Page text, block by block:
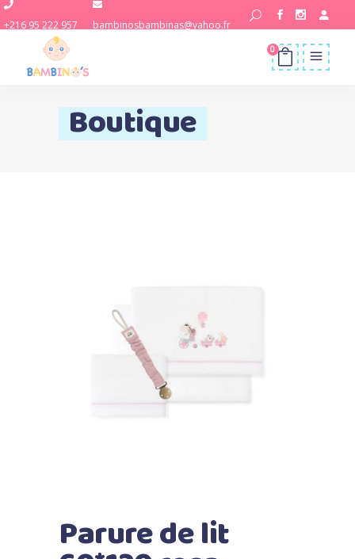
+216 95 222 957 bambinosbambinas@yahoo.fr
0
Boutique
Parure de lit